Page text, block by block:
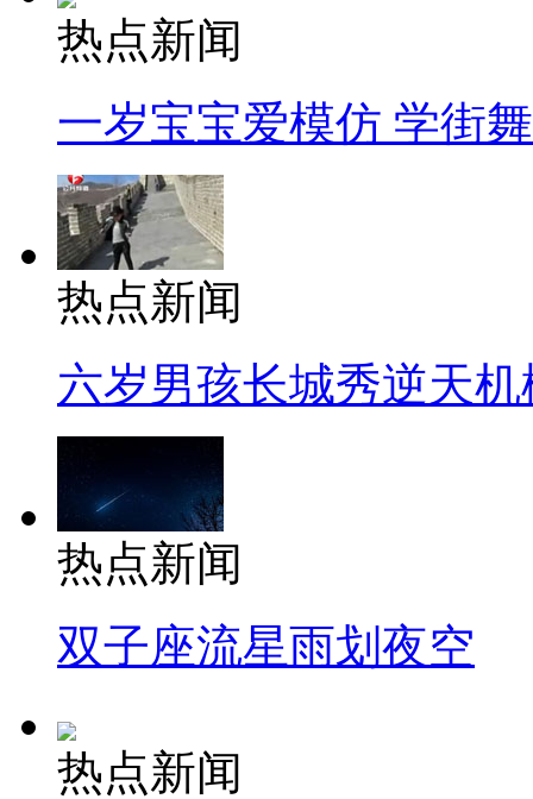
热点新闻
一岁宝宝爱模仿 学街
热点新闻
六岁男孩长城秀逆天机
热点新闻
双子座流星雨划夜空
热点新闻